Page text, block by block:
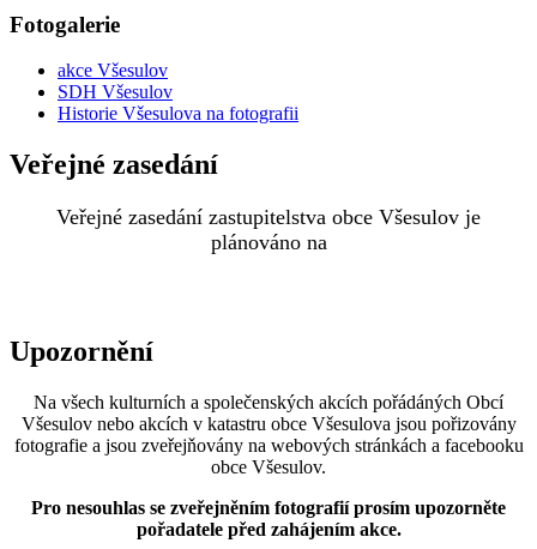
Fotogalerie
akce Všesulov
SDH Všesulov
Historie Všesulova na fotografii
Veřejné zasedání
Veřejné zasedání zastupitelstva obce Všesulov je
plánováno na
Upozornění
Na všech kulturních a společenských akcích pořádáných Obcí
Všesulov nebo akcích v katastru obce Všesulova jsou pořizovány
fotografie a jsou zveřejňovány na webových stránkách a facebooku
obce Všesulov.
Pro nesouhlas se zveřejněním fotografií prosím upozorněte
pořadatele před zahájením akce.